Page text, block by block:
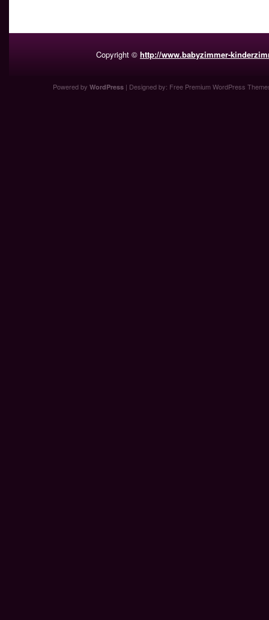
Copyright © http://www.babyzimmer-
Powered by WordPress | Designed by: Free Premium WordPress